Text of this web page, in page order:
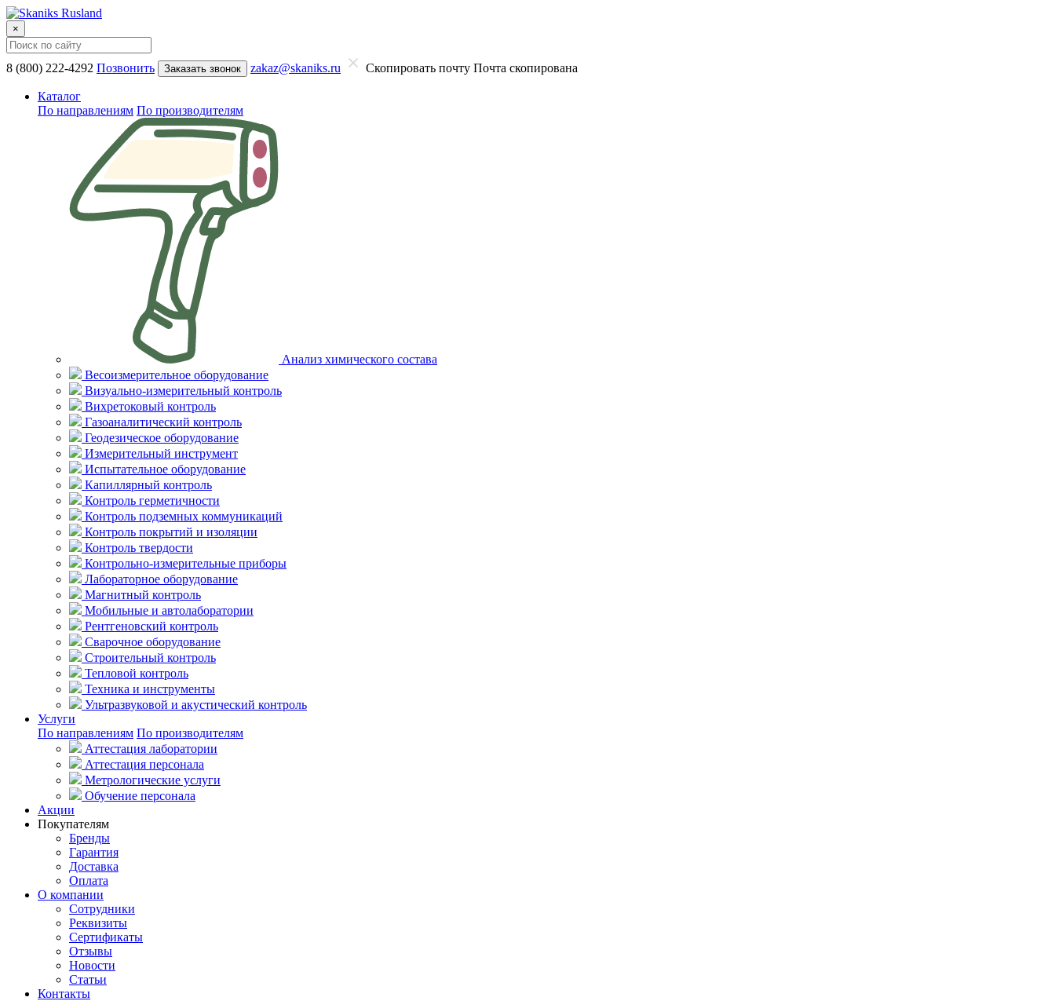
×
8 (800) 222-4292 Позвонить Заказать звонок zakaz@skaniks.ru Скопировать почту Почта скопирована
Каталог
По направлениям По производителям
Анализ химического состава
Весоизмерительное оборудование
Визуально-измерительный контроль
Вихретоковый контроль
Газоаналитический контроль
Геодезическое оборудование
Измерительный инструмент
Испытательное оборудование
Капиллярный контроль
Контроль герметичности
Контроль подземных коммуникаций
Контроль покрытий и изоляции
Контроль твердости
Контрольно-измерительные приборы
Лабораторное оборудование
Магнитный контроль
Мобильные и автолаборатории
Рентгеновский контроль
Сварочное оборудование
Строительный контроль
Тепловой контроль
Техника и инструменты
Ультразвуковой и акустический контроль
Услуги
По направлениям По производителям
Аттестация лаборатории
Аттестация персонала
Метрологические услуги
Обучение персонала
Акции
Покупателям
Бренды
Гарантия
Доставка
Оплата
О компании
Сотрудники
Реквизиты
Сертификаты
Отзывы
Новости
Статьи
Контакты